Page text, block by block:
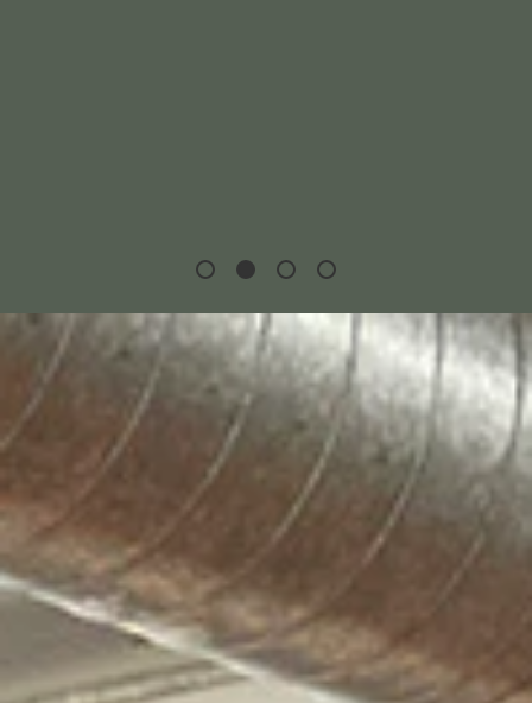
仕事と余暇ともに重きをおき、バランスの良い環境を
保っています。家族との時間を優先できるように、フ
レキシブルな勤務時間を採用。いい波がきている時
は、ボードを持って波乗りへ。オフィスでは、毎月イ
ベントが開催され頭脳トレーニングが行えます。